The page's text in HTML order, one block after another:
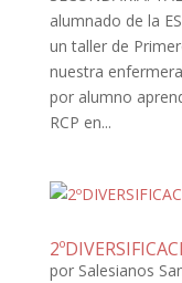
alumnado de la
un taller de
nuestra
por alumno
RCP en...
por Salesianos